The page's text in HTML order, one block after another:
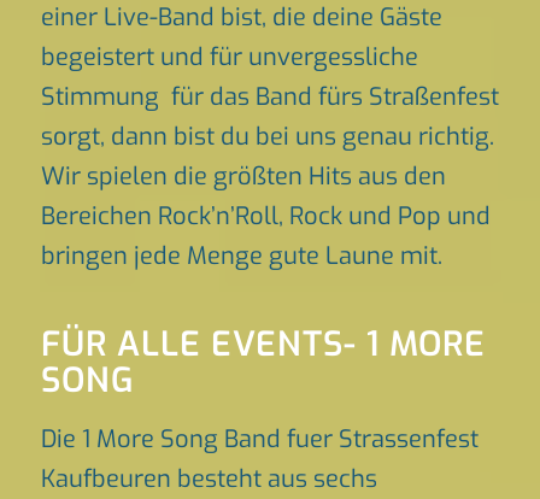
einer Live-Band bist, die deine Gäste
begeistert und für unvergessliche
Stimmung für das Band fürs Straßenfest
sorgt, dann bist du bei uns genau richtig.
Wir spielen die größten Hits aus den
Bereichen Rock’n’Roll, Rock und Pop und
bringen jede Menge gute Laune mit.
FÜR ALLE EVENTS- 1 MORE
SONG
Die 1 More Song Band fuer Strassenfest
Kaufbeuren besteht aus sechs